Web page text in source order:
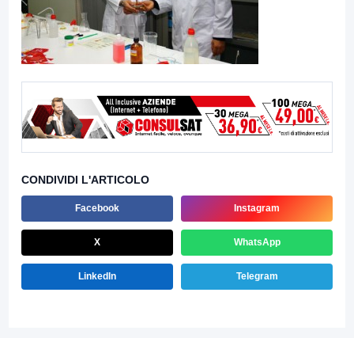
CONDIVIDI L'ARTICOLO
Facebook Instagram
X WhatsApp
LinkedIn Telegram